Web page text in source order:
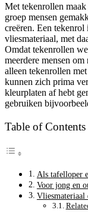
Met tekenrollen
groep mensen
creëren. Een
vliesmateriaal, met
Omdat tekenrollen
meerdere mensen
alleen tekenrollen
kunnen zich prima
kleurplaten af hebt
gebruiken
Table of Contents
Als tafelloper
Voor jong en
Vliesmateriaal